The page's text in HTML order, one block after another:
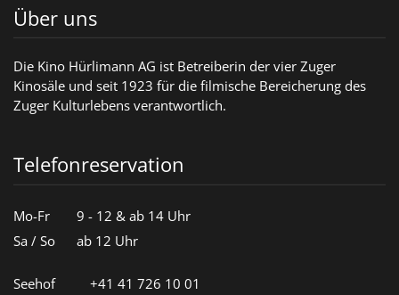
Über uns
Die Kino Hürlimann AG ist Betreiberin der vier Zuger
Kinosäle und seit 1923 für die filmische Bereicherung des
Zuger Kulturlebens verantwortlich.
Telefonreservation
Mo-Fr
9 - 12 & ab 14 Uhr
Sa / So
ab 12 Uhr
Seehof
+41 41 726 10 01